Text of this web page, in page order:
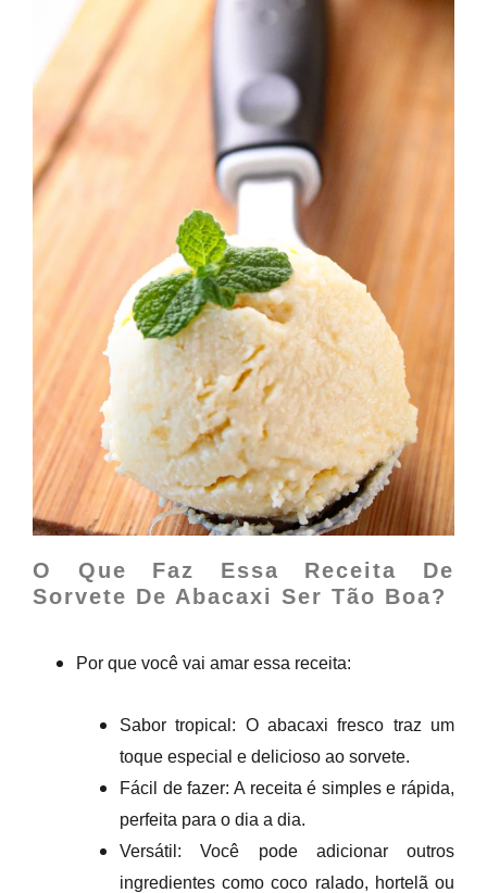
O Que Faz Essa Receita De
Sorvete De Abacaxi Ser Tão Boa?
Por que você vai amar essa receita:
Sabor tropical: O abacaxi fresco traz um
toque especial e delicioso ao sorvete.
Fácil de fazer: A receita é simples e rápida,
perfeita para o dia a dia.
Versátil: Você pode adicionar outros
ingredientes como coco ralado, hortelã ou